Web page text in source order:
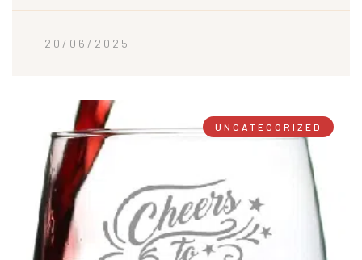
20/06/2025
UNCATEGORIZED